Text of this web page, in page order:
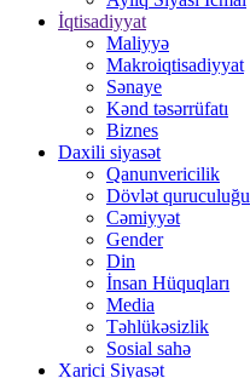
İqtisadiyyat
Maliyyə
Makroiqtisadiyyat
Sənaye
Kənd təsərrüfatı
Biznes
Daxili siyasət
Qanunvericilik
Dövlət quruculuğu
Cəmiyyət
Gender
Din
İnsan Hüquqları
Media
Təhlükəsizlik
Sosial sahə
Xarici Siyasət